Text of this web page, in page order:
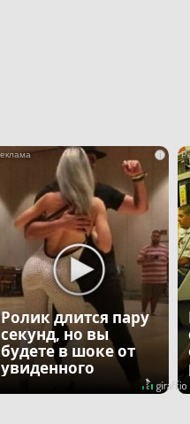
i
Ролик длится пару
секунд, но вы
будете в шоке от
увиденного